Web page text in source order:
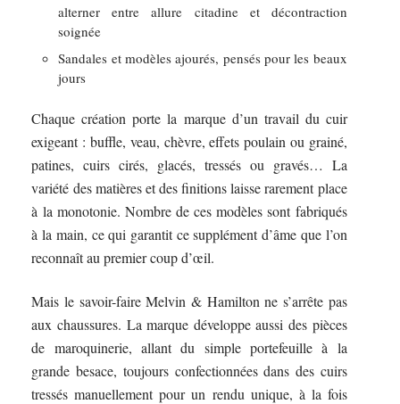
alterner entre allure citadine et décontraction
soignée
Sandales et modèles ajourés, pensés pour les beaux
jours
Chaque création porte la marque d’un travail du cuir
exigeant : buffle, veau, chèvre, effets poulain ou grainé,
patines, cuirs cirés, glacés, tressés ou gravés… La
variété des matières et des finitions laisse rarement place
à la monotonie. Nombre de ces modèles sont fabriqués
à la main, ce qui garantit ce supplément d’âme que l’on
reconnaît au premier coup d’œil.
Mais le savoir-faire Melvin & Hamilton ne s’arrête pas
aux chaussures. La marque développe aussi des pièces
de maroquinerie, allant du simple portefeuille à la
grande besace, toujours confectionnées dans des cuirs
tressés manuellement pour un rendu unique, à la fois